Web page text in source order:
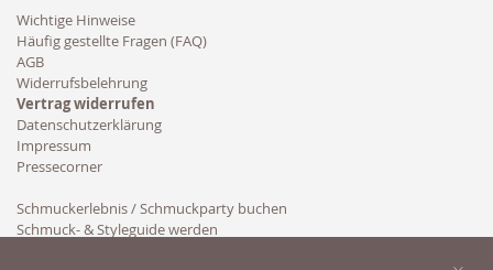
Wichtige Hinweise
Häufig gestellte Fragen (FAQ)
AGB
Widerrufsbelehrung
Vertrag widerrufen
Datenschutzerklärung
Impressum
Pressecorner
Schmuckerlebnis / Schmuckparty buchen
Schmuck- & Styleguide werden